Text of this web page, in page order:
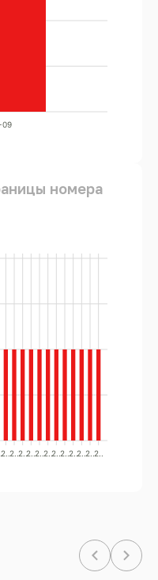
09
номера
2..2.. 2..2..2.. 2..2..2.. 2..2..2.. 2..